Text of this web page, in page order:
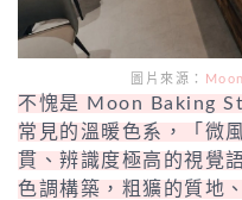
圖片來源：
不愧是 Moon Baking
常見的溫暖色系，「微
貫、辨識度極高的視覺
色調構築，粗獷的質地